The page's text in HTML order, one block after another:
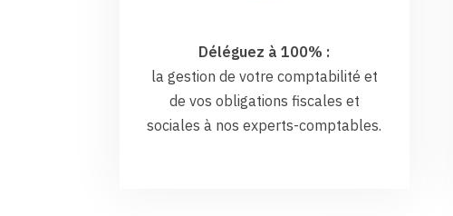
Déléguez à 100% :
la gestion de votre comptabilité et
de vos obligations fiscales et
sociales à nos experts-comptables.